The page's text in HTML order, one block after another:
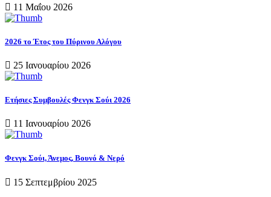
11 Μαΐου 2026
2026 το Έτος του Πύρινου Αλόγου
25 Ιανουαρίου 2026
Ετήσιες Συμβουλές Φενγκ Σούι 2026
11 Ιανουαρίου 2026
Φενγκ Σούι, Άνεμος, Βουνό & Νερό
15 Σεπτεμβρίου 2025